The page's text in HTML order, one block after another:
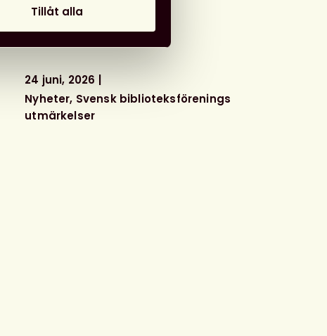
Tillåt alla
24 juni, 2026
Nyheter Svensk biblioteksförenings
utmärkelser